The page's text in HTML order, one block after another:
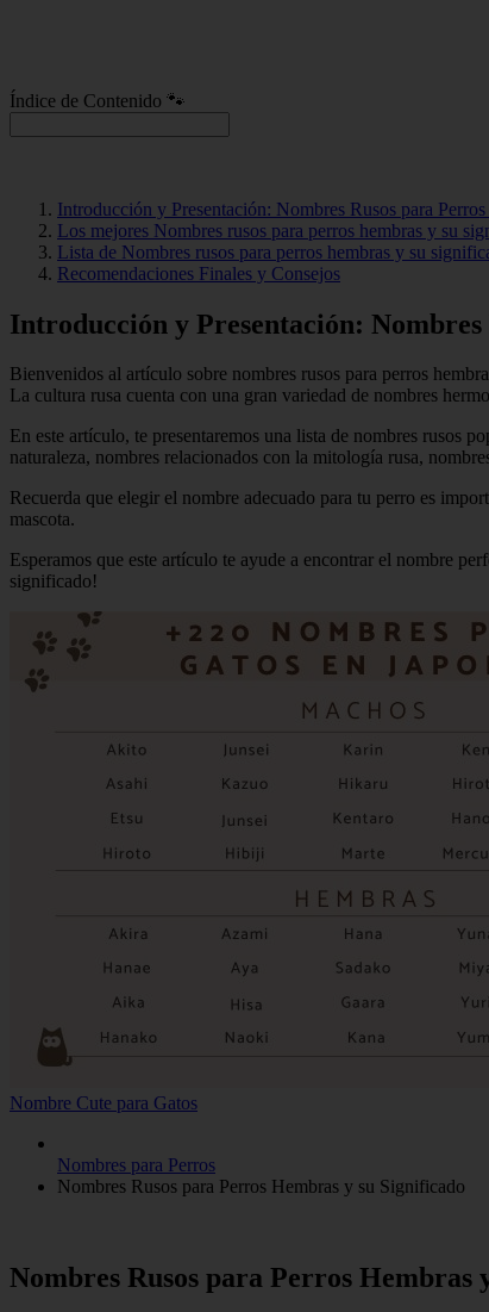
Índice de Contenido 🐾
Introducción y Presentación: Nombres Rusos para
Los mejores Nombres rusos para perros hembras y su
Lista de Nombres rusos para perros hembras y su
Recomendaciones Finales y Consejos
Introducción y Presentación:
Bienvenidos al artículo sobre nombres rusos para perros
La cultura rusa cuenta con una gran variedad de nombres
En este artículo, te presentaremos una lista de nombres rusos
naturaleza, nombres relacionados con la mitología rusa,
Recuerda que elegir el nombre adecuado para tu perro es
mascota.
Esperamos que este artículo te ayude a encontrar el nombre
significado!
Nombre Cute para Gatos
Nombres para Perros
Nombres Rusos para Perros Hembras y su Significado
Nombres Rusos para Perros Hembras